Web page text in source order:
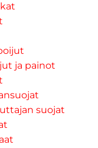
ja painot
suojat